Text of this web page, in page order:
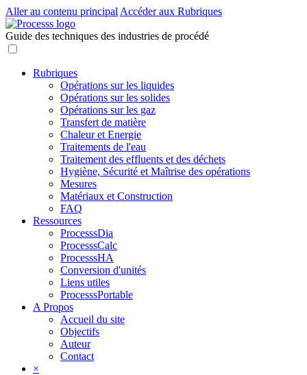
Aller au contenu principal Accéder aux Rubriques
Guide des techniques des industries de procédé
Rubriques
Opérations sur les liquides
Opérations sur les solides
Opérations sur les gaz
Transfert de matière
Chaleur et Energie
Traitements de l'eau
Traitement des effluents et des déchets
Hygiène, Sécurité et Maîtrise des opérations
Mesures
Matériaux et Construction
FAQ
Ressources
ProcesssDia
ProcesssCalc
ProcesssHA
Conversion d'unités
Liens utiles
ProcesssPortable
A Propos
Accueil du site
Objectifs
Auteur
Contact
×